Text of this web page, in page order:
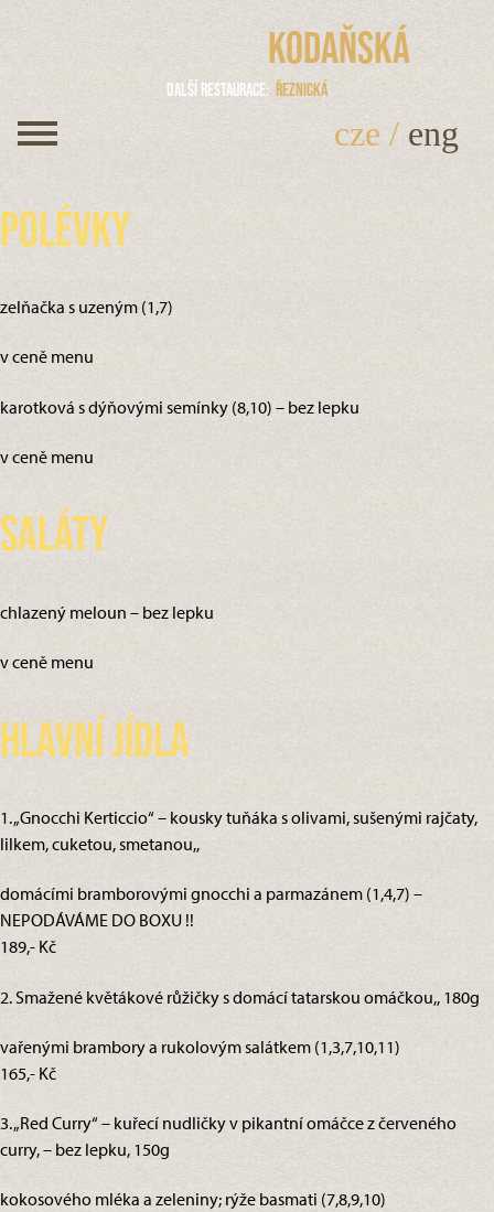
Kodaňská
Další restaurace Řeznická
cze / eng
Polévky
zelňačka s uzeným (1,7)
v ceně menu
karotková s dýňovými semínky (8,10) – bez lepku
v ceně menu
Saláty
chlazený meloun – bez lepku
v ceně menu
Hlavní jídla
1. „Gnocchi Kerticcio“ – kousky tuňáka s olivami, sušenými rajčaty,
lilkem, cuketou, smetanou,,
domácími bramborovými gnocchi a parmazánem (1,4,7) –
NEPODÁVÁME DO BOXU !!
189,- Kč
2. Smažené květákové růžičky s domácí tatarskou omáčkou,, 180g
vařenými brambory a rukolovým salátkem (1,3,7,10,11)
165,- Kč
3. „Red Curry“ – kuřecí nudličky v pikantní omáčce z červeného
curry, – bez lepku, 150g
kokosového mléka a zeleniny; rýže basmati (7,8,9,10)